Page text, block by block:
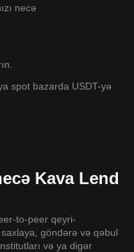
necə
spot bazarda USDT-yə
Kava Lend
to-peer qeyri-
göndərə və qəbul
və ya digər